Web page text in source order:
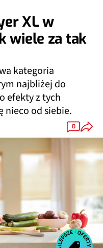
XL w
wiele za tak
kategoria
najbliżej do
efekty z tych
od siebie.
0